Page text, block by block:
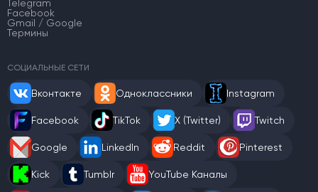
Telegram
Facebook
Gmail / Google
Термины
СОЦИАЛЬНЫЕ СЕТИ
Вконтакте Одноклассники Instagram
Facebook TikTok X (Twitter) Twitch
Google LinkedIn Reddit Pinterest
Kick Tumblr YouTube Каналы